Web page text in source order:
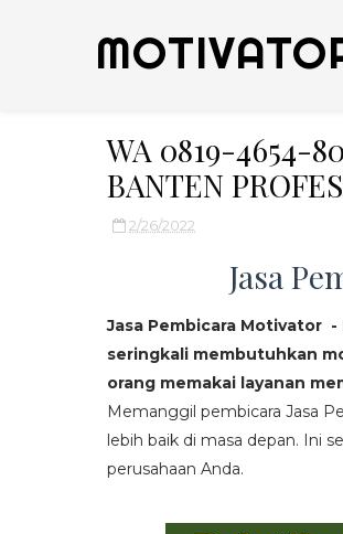
WA 0819-4654-
BANTEN
2/26/2022
Jasa
Jasa Pembicara Motivator
seringkali membutuhkan
orang memakai layanan
Memanggil pembicara Jasa
lebih baik di masa depan. Ini
perusahaan Anda.